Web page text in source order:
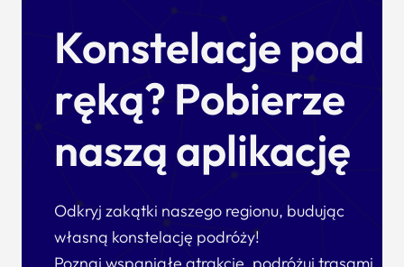
Konstelacje pod
ręką? Pobierze
naszą aplikację
Odkryj zakątki naszego regionu, budując
własną konstelację podróży!